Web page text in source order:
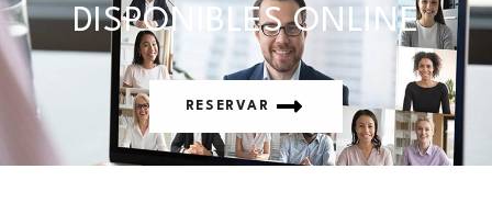
DISPONIBLES ONLINE
RESERVAR